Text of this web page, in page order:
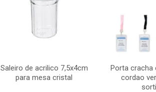
Saleiro de acrilico 7,5x4cm
para mesa cristal
Porta
cordao